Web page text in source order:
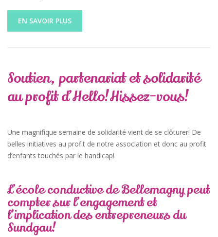
EN SAVOIR PLUS
Soutien, partenariat et solidarité
au profit d’Hello!Hissez-vous!
Une magnifique semaine de solidarité vient de se clôturer! De
belles initiatives au profit de notre association et donc au profit
d’enfants touchés par le handicap!
L’école conductive de Bellemagny peut
compter sur l’engagement et
l’implication des entrepreneurs du
Sundgau!